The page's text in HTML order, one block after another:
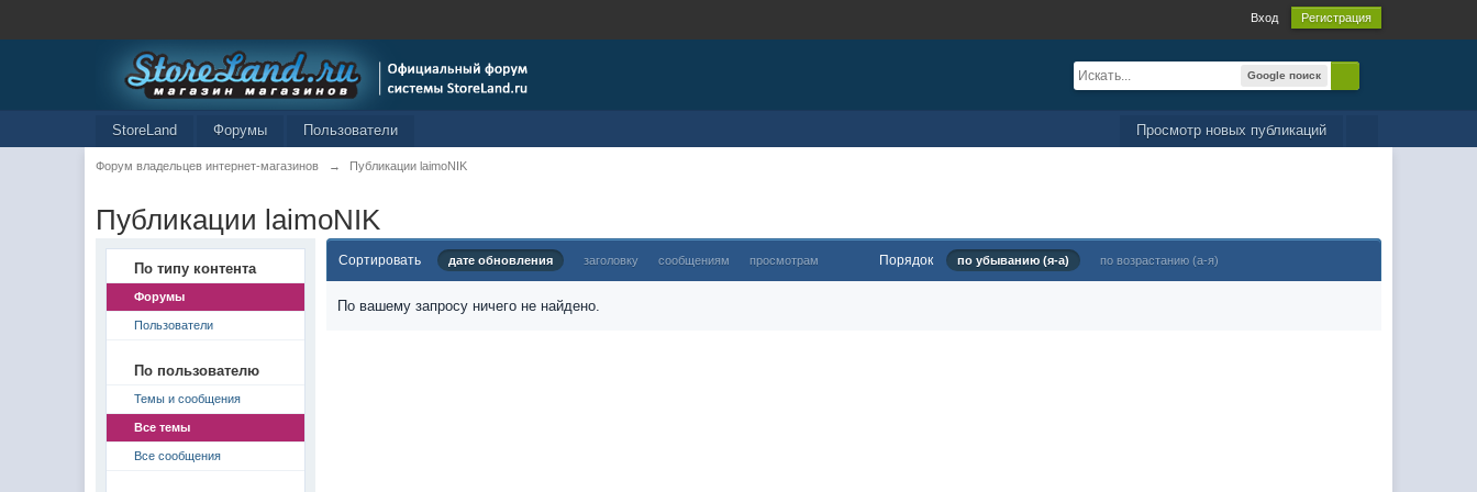
Вход Регистрация
Google поиск
Просмотр новых публикаций
StoreLand Форумы Пользователи
Форум владельцев интернет-магазинов → Публикации laimoNIK
Публикации laimoNIK
По типу контента
Форумы
Пользователи
По пользователю
Темы и сообщения
Все темы
Все сообщения
Сортировать дате обновления заголовку сообщениям просмотрам Порядок по убыванию (я-а) по возрастанию (а-я)
По вашему запросу ничего не найдено.